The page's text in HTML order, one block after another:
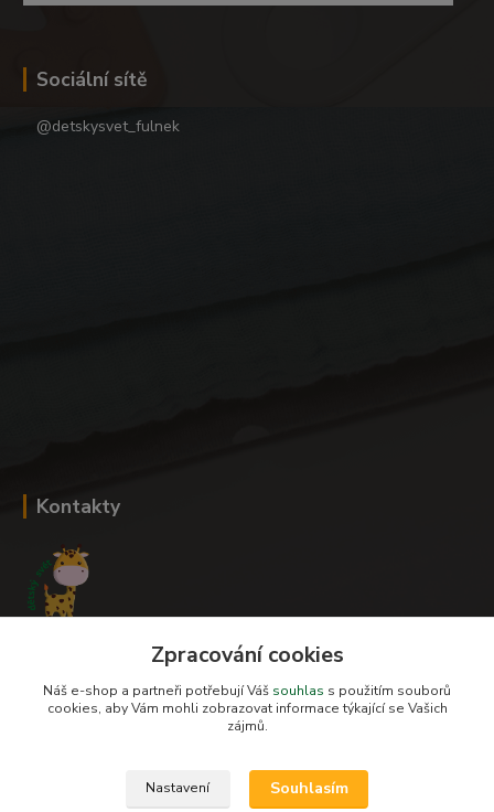
Sociální sítě
@detskysvet_fulnek
Kontakty
+420 604 278 943
obchod-detskysvet@seznam.cz
Zpracování cookies
Náš e-shop a partneři potřebují Váš souhlas s použitím souborů
cookies, aby Vám mohli zobrazovat informace týkající se Vašich
zájmů.
Nastavení Souhlasím